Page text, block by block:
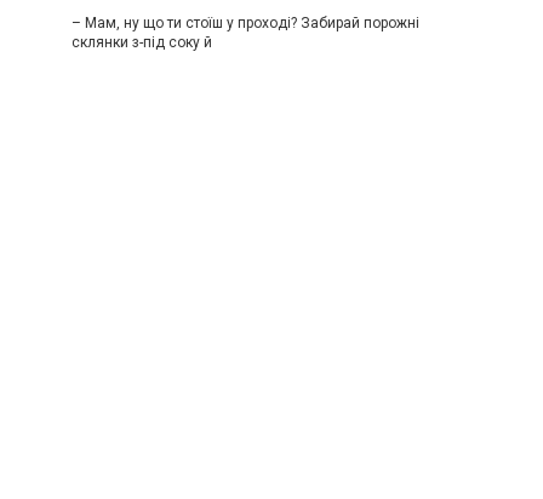
– Мам, ну що ти стоїш у проході? Забирай порожні
склянки з-під соку й